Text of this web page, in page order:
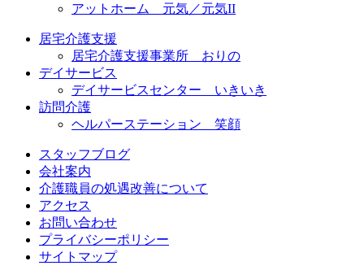
アットホーム 元気／元気II
居宅介護支援
居宅介護支援事業所 おりの
デイサービス
デイサービスセンター いきいき
訪問介護
ヘルパーステーション 笑顔
スタッフブログ
会社案内
介護職員の処遇改善について
アクセス
お問い合わせ
プライバシーポリシー
サイトマップ